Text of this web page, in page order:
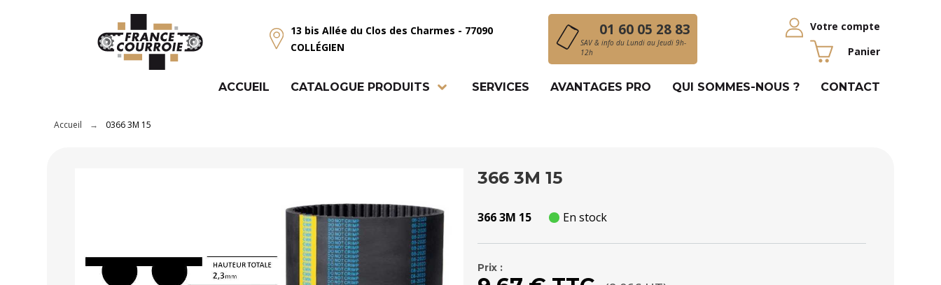
13 bis Allée du Clos des Charmes - 77090
COLLÉGIEN
01 60 05 28 83
SAV & info du Lundi au Jeudi 9h-
12h
Votre compte
Panier
ACCUEIL CATALOGUE PRODUITS SERVICES AVANTAGES PRO QUI SOMMES-NOUS ? CONTACT
Accueil 0366 3M 15
366 3M 15
366 3M 15 En stock
Prix :